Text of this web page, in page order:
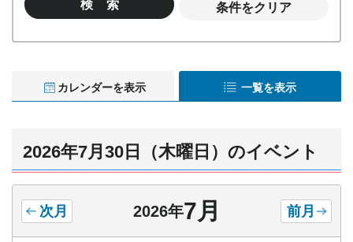
条件をクリア
カレンダーを表示 一覧を表示
2026年7月30日（木曜日）のイベント
2026年7月
次月 前月